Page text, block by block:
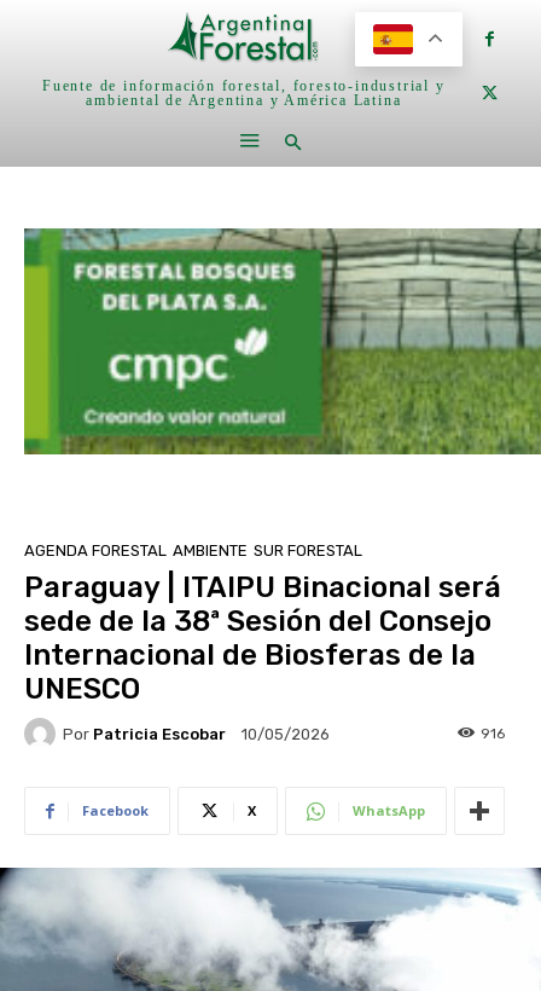
Fuente de información forestal, foresto-industrial y
ambiental de Argentina y América Latina
AGENDA FORESTAL AMBIENTE SUR FORESTAL
Paraguay | ITAIPU Binacional será
sede de la 38ª Sesión del Consejo
Internacional de Biosferas de la
UNESCO
Por Patricia Escobar 10/05/2026 916
Facebook X WhatsApp